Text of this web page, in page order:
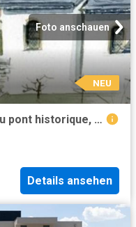
Foto anschauen
NEU
A VENDRE BRAMOIS: En face du pont historique, 4.5 pièces avec jardin
Details ansehen